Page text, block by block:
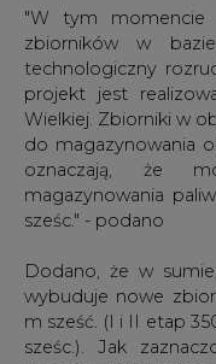
Wielkiej. Zbiorniki w
do magazynowania
oznaczają, że
magazynowania
sześc." - podano
Dodano, że w
wybuduje nowe
m sześć. (I i II etap
wzrostu
magazynowanie
Podkreślono, że